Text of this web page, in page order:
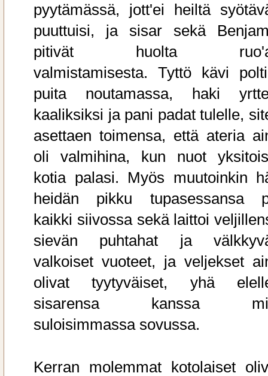
pyytämässä, jott'ei heiltä
puuttuisi, ja sisar sekä
pitivät huolta
valmistamisesta. Tyttö kävi
puita noutamassa, haki
kaaliksiksi ja pani padat tulelle,
asettaen toimensa, että ateria
oli valmihina, kun nuot
kotia palasi. Myös muutoinkin
heidän pikku tupasessansa
kaikki siivossa sekä laittoi
sievän puhtahat ja
valkoiset vuoteet, ja veljekset
olivat tyytyväiset, yhä
sisarensa kanssa
suloisimmassa sovussa.
Kerran molemmat kotolaiset